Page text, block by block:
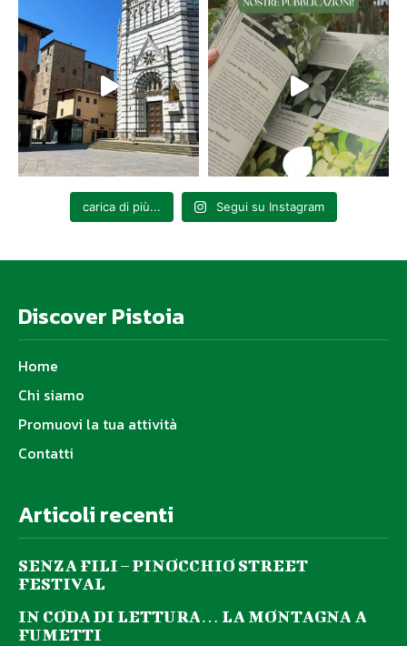
carica di più... Segui su Instagram
Discover Pistoia
Home
Chi siamo
Promuovi la tua attività
Contatti
Articoli recenti
SENZA FILI – PINOCCHIO STREET
FESTIVAL
IN CODA DI LETTURA… LA MONTAGNA A
FUMETTI